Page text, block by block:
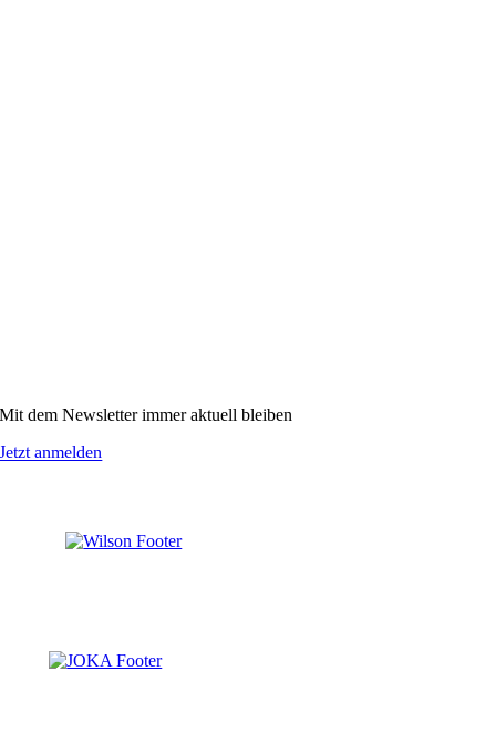
Mit dem Newsletter immer aktuell bleiben
Jetzt anmelden